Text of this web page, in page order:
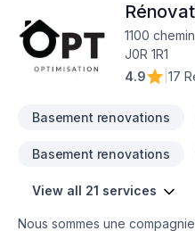
1100
J0R 1R1
4.9
17
Basement renovations
Basement renovations
View all 21 services
Nous sommes une